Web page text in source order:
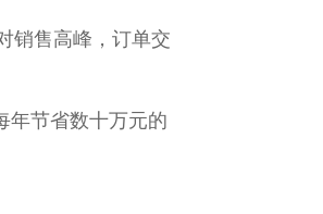
销售高峰，订单交
年节省数十万元的